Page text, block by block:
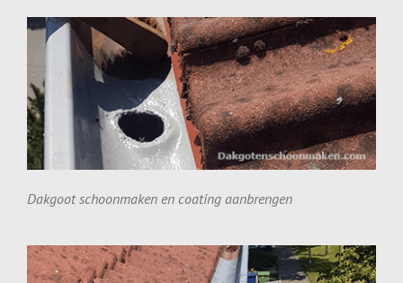
Dakgoot schoonmaken en coating aanbrengen